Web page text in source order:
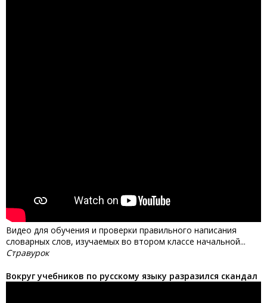
Видео для обучения и проверки правильного написания
словарных слов, изучаемых во втором классе начальной...
Стравурок
Вокруг учебников по русскому языку разразился скандал